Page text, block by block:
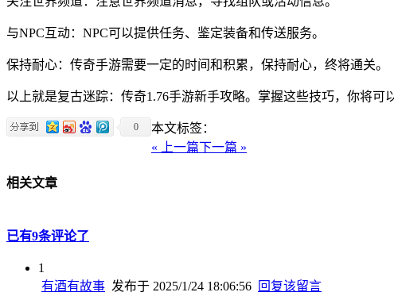
与NPC互动：NPC可以提供任务、鉴定装备和传送服务。
保持耐心：传奇手游需要一定的时间和积累，保持耐心，终将通关。
以上就是复古迷踪：传奇1.76手游新手攻略。掌握这些技巧，你将
0
本文标签：
« 上一篇下一篇 »
相关文章
已有9条评论了
1
有酒有故事 发布于 2025/1/24 18:06:56 回复该留言